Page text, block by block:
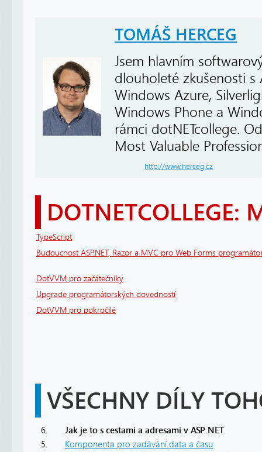
TOMÁŠ HERCEG
Jsem hlavním
dlouholeté zkušenosti s
Windows Azure,
Windows Phone a
rámci dotNETcollege.
Most Valuable
http://www.herceg.cz
DOTNETCOLLEGE:
TypeScript
Budoucnost ASP.NET, Razor a MVC pro Web Forms
DotVVM pro začátečníky
Upgrade programátorských dovedností
DotVVM pro pokročilé
VŠECHNY DÍLY
6.
Jak je to s cestami a adresami v ASP.NET
5.
Komponenta pro zadávání data a času